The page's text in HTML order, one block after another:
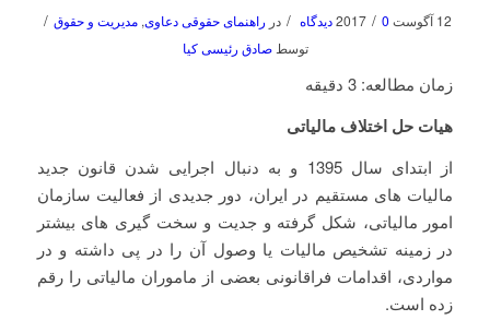
12 آگوست 2017 / 0 دیدگاه / در راهنمای حقوقی دعاوی, مدیریت و حقوق /
توسطصادق رئیسی کیا
زمان مطالعه: 3 دقیقه
هیات حل اختلاف مالیاتی
از ابتدای سال 1395 و به دنبال اجرایی شدن قانون جدید
مالیات های مستقیم در ایران، دور جدیدی از فعالیت سازمان
امور مالیاتی، شکل گرفته و جدیت و سخت گیری های بیشتر
در زمینه تشخیص مالیات یا وصول آن را در پی داشته و در
مواردی، اقدامات فراقانونی بعضی از ماموران مالیاتی را رقم
زده است.